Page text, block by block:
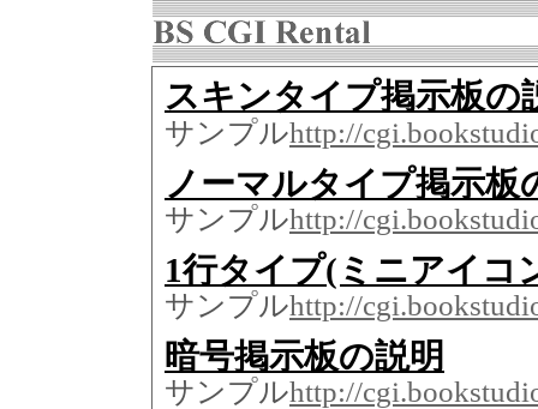
スキンタイプ掲示板の
サンプルhttp://
ノーマルタイプ掲示板
サンプルhttp://
1行タイプ(ミニアイコ
サンプルhttp://
暗号掲示板の説明
サンプルhttp://